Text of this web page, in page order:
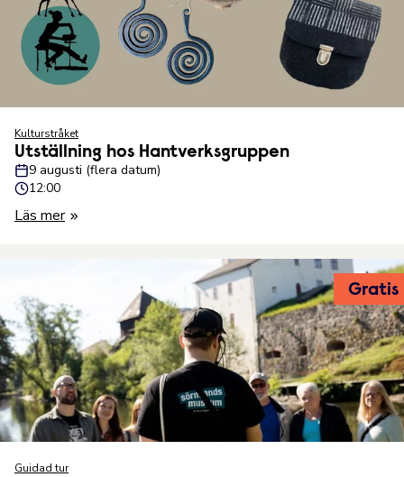
Kulturstråket
Utställning hos Hantverksgruppen
9 augusti (flera datum)
12:00
Läs mer
Gratis
Guidad tur